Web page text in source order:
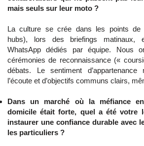
mais seuls sur leur moto ?
La culture se crée dans les points de
hubs), lors des briefings matinaux,
WhatsApp dédiés par équipe. Nous
cérémonies de reconnaissance («
débats. Le sentiment
l’écoute et d’objectifs communs clairs,
Dans un marché où la méfiance
domicile était forte, quel a été votre
instaurer une confiance durable avec
les particuliers ?